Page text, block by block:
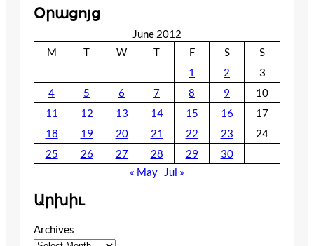
Օրացոյց
June 2012
M
T W T F S
S
1
2
3
4
5 6 7 8 9
10
11
12 13 14 15 16
17
18
19 20 21 22 23
24
25
26 27 28 29
30
« May
Jul »
Արխիւ
Archives